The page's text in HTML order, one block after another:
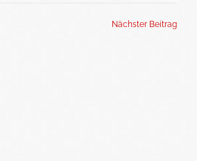
Nächster Beitrag